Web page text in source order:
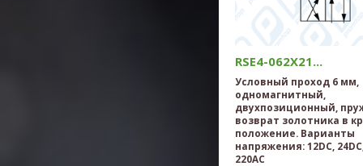
RSE4-062X21...
Условный проход 6 мм,
одномагнитный,
двухпозиционный,
возврат золотника в
положение. Варианты
напряжения: 12DC,
220AC